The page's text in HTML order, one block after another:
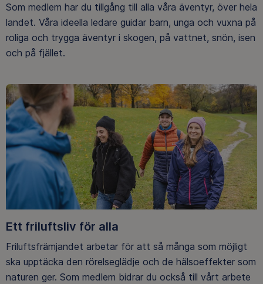
Som medlem har du tillgång till alla våra äventyr, över hela
landet. Våra ideella ledare guidar barn, unga och vuxna på
roliga och trygga äventyr i skogen, på vattnet, snön, isen
och på fjället.
Ett friluftsliv för alla
Friluftsfrämjandet arbetar för att så många som möjligt
ska upptäcka den rörelseglädje och de hälsoeffekter som
naturen ger. Som medlem bidrar du också till vårt arbete